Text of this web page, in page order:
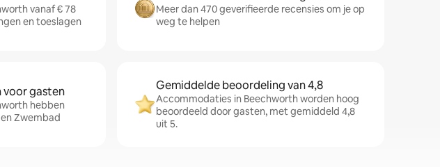
vanaf € 78
en toeslagen
Meer dan 470 geverifieerde recensies om je op
weg te helpen
voor gasten
hebben
Zwembad
Gemiddelde beoordeling van 4,8
Accommodaties in Beechworth worden hoog
beoordeeld door gasten, met gemiddeld 4,8
uit 5.